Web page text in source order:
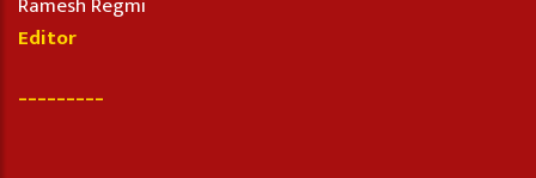
Editor
_________